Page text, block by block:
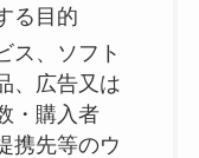
る目的
ス、ソフト
、広告又は
・購入者
携先等のウ